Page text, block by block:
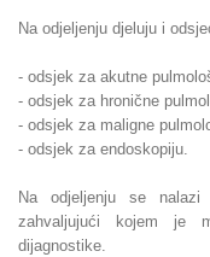
Na odjeljenju djeluju i
- odsjek za akutne
- odsjek za hronične
- odsjek za maligne
- odsjek za endoskopiju.
Na odjeljenju se nalazi
zahvaljujući kojem je
dijagnostike.